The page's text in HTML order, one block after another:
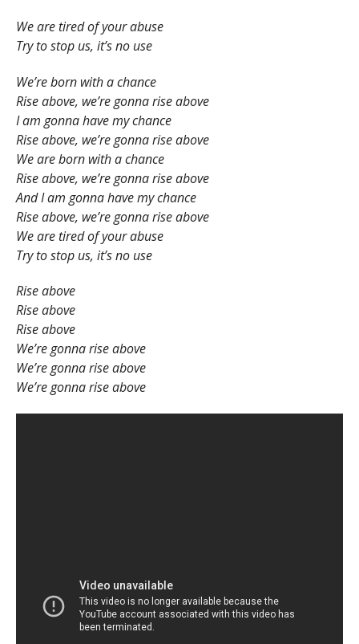
We are tired of your abuse
Try to stop us, it’s no use
We’re born with a chance
Rise above, we’re gonna rise above
I am gonna have my chance
Rise above, we’re gonna rise above
We are born with a chance
Rise above, we’re gonna rise above
And I am gonna have my chance
Rise above, we’re gonna rise above
We are tired of your abuse
Try to stop us, it’s no use
Rise above
Rise above
Rise above
We’re gonna rise above
We’re gonna rise above
We’re gonna rise above